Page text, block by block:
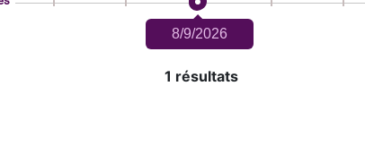
8/9/2026
1 résultats